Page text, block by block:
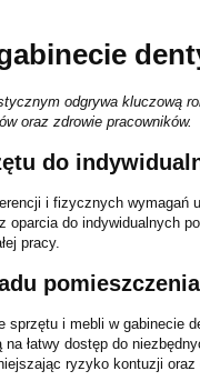
odgrywa kluczową
oraz zdrowie pracowników.
do
i fizycznych wymagań
oparcia do indywidualnych
pracy.
pomieszczenia
sprzętu i mebli w gabinecie
na łatwy dostęp do
ryzyko kontuzji